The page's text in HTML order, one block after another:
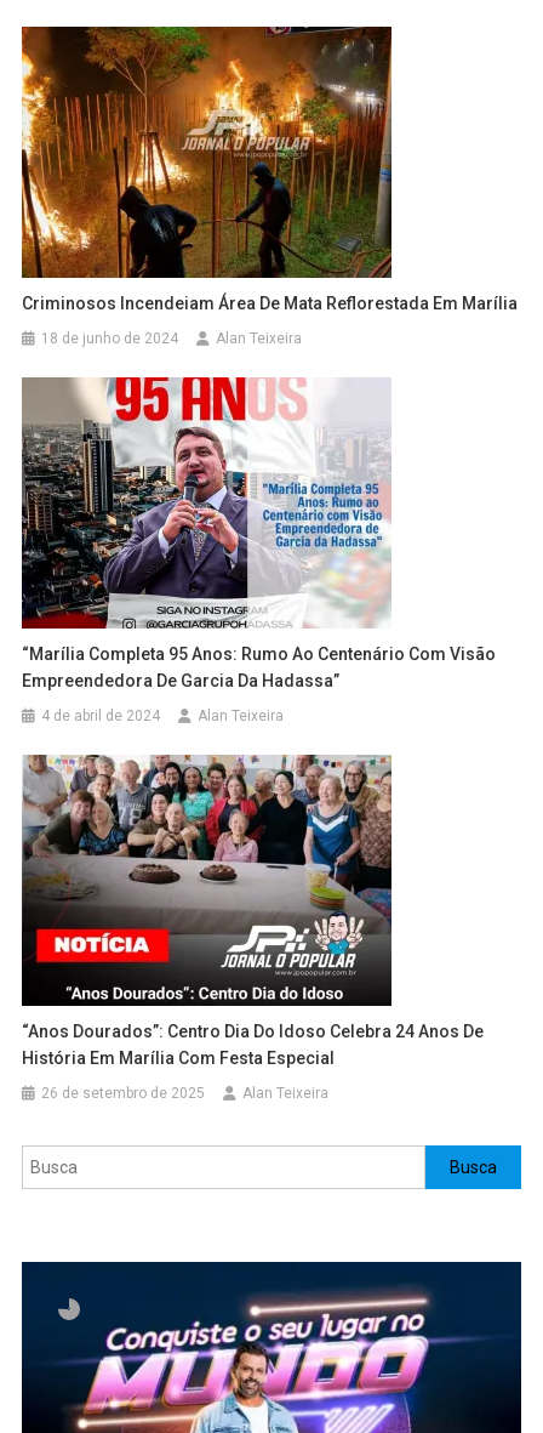
Criminosos Incendeiam Área De Mata Reflorestada Em Marília
18 de junho de 2024 Alan Teixeira
“Marília Completa 95 Anos: Rumo Ao Centenário Com Visão
Empreendedora De Garcia Da Hadassa”
4 de abril de 2024 Alan Teixeira
“Anos Dourados”: Centro Dia Do Idoso Celebra 24 Anos De
História Em Marília Com Festa Especial
26 de setembro de 2025 Alan Teixeira
Pesquisar Busca